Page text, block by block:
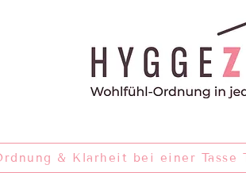
& Klarheit bei einer Tasse